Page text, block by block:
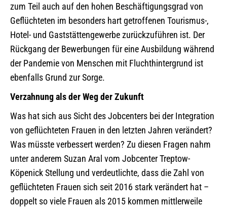
zum Teil auch auf den hohen Beschäftigungsgrad von
Geflüchteten im besonders hart getroffenen Tourismus-,
Hotel- und Gaststättengewerbe zurückzuführen ist. Der
Rückgang der Bewerbungen für eine Ausbildung während
der Pandemie von Menschen mit Fluchthintergrund ist
ebenfalls Grund zur Sorge.
Verzahnung als der Weg der Zukunft
Was hat sich aus Sicht des Jobcenters bei der Integration
von geflüchteten Frauen in den letzten Jahren verändert?
Was müsste verbessert werden? Zu diesen Fragen nahm
unter anderem Suzan Aral vom Jobcenter Treptow-
Köpenick Stellung und verdeutlichte, dass die Zahl von
geflüchteten Frauen sich seit 2016 stark verändert hat –
doppelt so viele Frauen als 2015 kommen mittlerweile